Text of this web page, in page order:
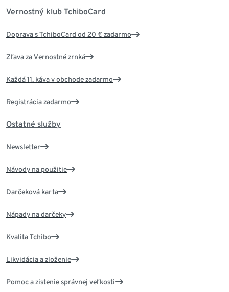
Vernostný klub TchiboCard
Doprava s TchiboCard od 20 € zadarmo
Zľava za Vernostné zrnká
Každá 11. káva v obchode zadarmo
Registrácia zadarmo
Ostatné služby
Newsletter
Návody na použitie
Darčeková karta
Nápady na darčeky
Kvalita Tchibo
Likvidácia a zloženie
Pomoc a zistenie správnej veľkosti